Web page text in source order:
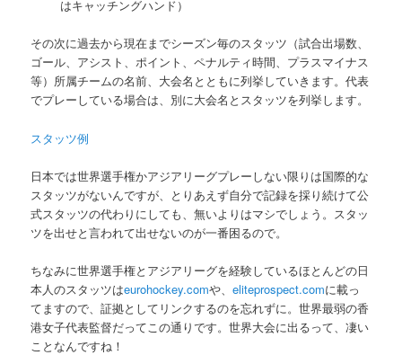
はキャッチングハンド）
その次に過去から現在までシーズン毎のスタッツ（試合出場数、
ゴール、アシスト、ポイント、ペナルティ時間、プラスマイナス
等）所属チームの名前、大会名とともに列挙していきます。代表
でプレーしている場合は、別に大会名とスタッツを列挙します。
スタッツ例
日本では世界選手権かアジアリーグプレーしない限りは国際的な
スタッツがないんですが、とりあえず自分で記録を採り続けて公
式スタッツの代わりにしても、無いよりはマシでしょう。スタッ
ツを出せと言われて出せないのが一番困るので。
ちなみに世界選手権とアジアリーグを経験しているほとんどの日
本人のスタッツはeurohockey.comや、eliteprospect.comに載っ
てますので、証拠としてリンクするのを忘れずに。世界最弱の香
港女子代表監督だってこの通りです。世界大会に出るって、凄い
ことなんですね！